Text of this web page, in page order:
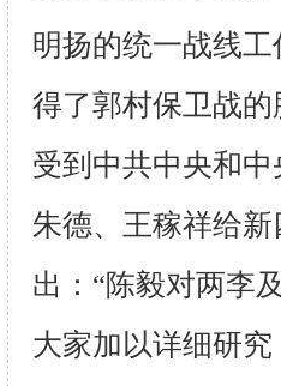
明扬的统一战线
得了郭村保卫战
受到中共中央和
朱德、王稼祥给
出：“陈毅对两李
大家加以详细研